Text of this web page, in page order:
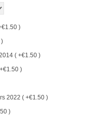
)
)
( +€1.50 )
)
2022 ( +€1.50 )
)